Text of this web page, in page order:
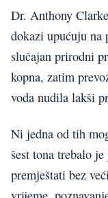
Dr. Anthony
dokazi upućuju na
slučajan prirodni
kopna, zatim
voda nudila lakši
Ni jedna od tih
šest tona trebalo
premještati bez